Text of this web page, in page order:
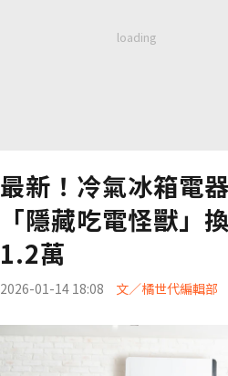
最新！冷氣冰箱電
「隱藏吃電怪獸」
1.2萬
2026-01-14 18:08 文／橘世代編輯部